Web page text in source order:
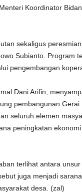
Koordinator
sekaligus
Subianto. Program
pengembangan
Dani Arifin,
pembangunan Gerai
seluruh elemen
peningkatan
terlihat antara
juga menjadi
desa. (zal)